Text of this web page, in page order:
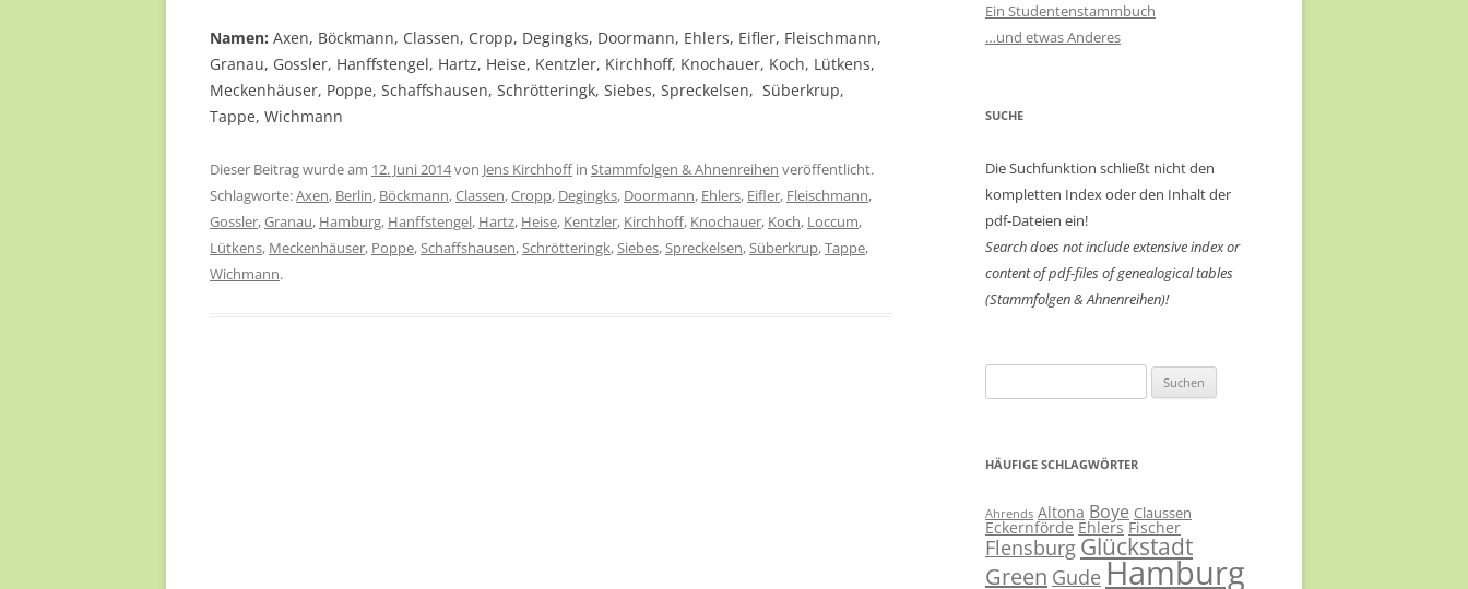
Namen: Axen, Böckmann, Classen, Cropp, Degingks, Doormann, Ehlers, Eifler, Fleischmann,
Granau, Gossler, Hanffstengel, Hartz, Heise, Kentzler, Kirchhoff, Knochauer, Koch, Lütkens,
Meckenhäuser, Poppe, Schaffshausen, Schrötteringk, Siebes, Spreckelsen, Süberkrup,
Tappe, Wichmann
Dieser Beitrag wurde am 12. Juni 2014von Jens Kirchhoffin Stammfolgen & Ahnenreihen veröffentlicht.
Schlagworte:Axen, Berlin, Böckmann,Classen,Cropp, Degingks, Doormann, Ehlers, Eifler, Fleischmann,
Gossler,Granau, Hamburg, Hanffstengel, Hartz, Heise, Kentzler, Kirchhoff, Knochauer, Koch, Loccum,
Lütkens, Meckenhäuser, Poppe,Schaffshausen,Schrötteringk,Siebes,Spreckelsen,Süberkrup,Tappe,
Wichmann.
Ein Studentenstammbuch
…und etwas Anderes
SUCHE
Die Suchfunktion schließt nicht den
kompletten Index oder den Inhalt der
pdf-Dateien ein!
Search does not include extensive index or
content ofpdf-files of genealogical tables
(Stammfolgen & Ahnenreihen)!
nach:
HÄUFIGE SCHLAGWÖRTER
Ahrends Altona Boye Claussen
Eckernförde Ehlers Fischer
Flensburg Glückstadt
Green Gude Hamburg